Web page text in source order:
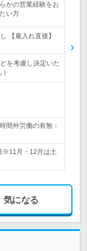
かの営業経験をお
い方
【雇入れ直後】
を考慮し決定いた
間外労働の有無：
※11月・12月は土
気になる